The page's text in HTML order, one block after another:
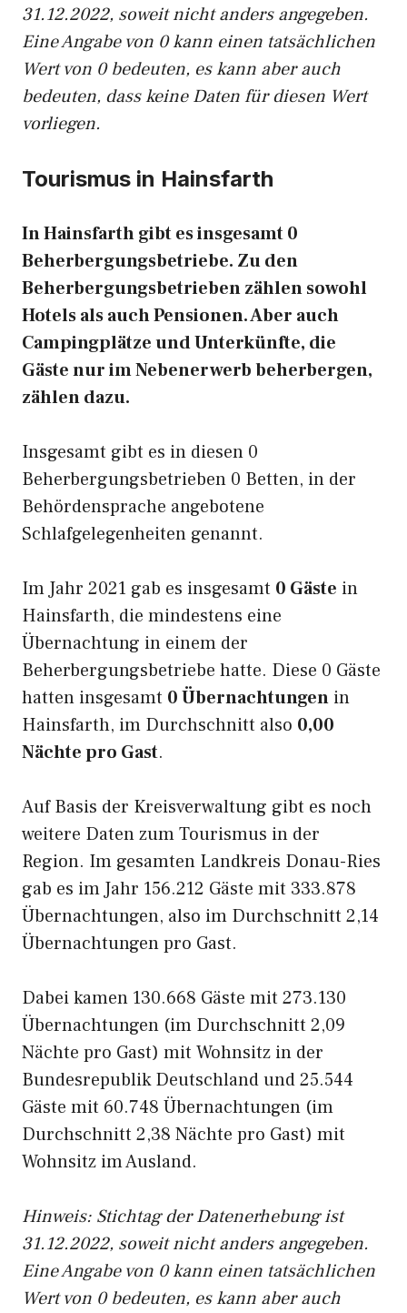
31.12.2022, soweit nicht anders angegeben.
Eine Angabe von 0 kann einen tatsächlichen
Wert von 0 bedeuten, es kann aber auch
bedeuten, dass keine Daten für diesen Wert
vorliegen.
Tourismus in Hainsfarth
In Hainsfarth gibt es insgesamt 0
Beherbergungsbetriebe. Zu den
Beherbergungsbetrieben zählen sowohl
Hotels als auch Pensionen. Aber auch
Campingplätze und Unterkünfte, die
Gäste nur im Nebenerwerb beherbergen,
zählen dazu.
Insgesamt gibt es in diesen 0
Beherbergungsbetrieben 0 Betten, in der
Behördensprache angebotene
Schlafgelegenheiten genannt.
Im Jahr 2021 gab es insgesamt 0 Gäste in
Hainsfarth, die mindestens eine
Übernachtung in einem der
Beherbergungsbetriebe hatte. Diese 0 Gäste
hatten insgesamt 0 Übernachtungen in
Hainsfarth, im Durchschnitt also 0,00
Nächte pro Gast.
Auf Basis der Kreisverwaltung gibt es noch
weitere Daten zum Tourismus in der
Region. Im gesamten Landkreis Donau-Ries
gab es im Jahr 156.212 Gäste mit 333.878
Übernachtungen, also im Durchschnitt 2,14
Übernachtungen pro Gast.
Dabei kamen 130.668 Gäste mit 273.130
Übernachtungen (im Durchschnitt 2,09
Nächte pro Gast) mit Wohnsitz in der
Bundesrepublik Deutschland und 25.544
Gäste mit 60.748 Übernachtungen (im
Durchschnitt 2,38 Nächte pro Gast) mit
Wohnsitz im Ausland.
Hinweis: Stichtag der Datenerhebung ist
31.12.2022, soweit nicht anders angegeben.
Eine Angabe von 0 kann einen tatsächlichen
Wert von 0 bedeuten, es kann aber auch